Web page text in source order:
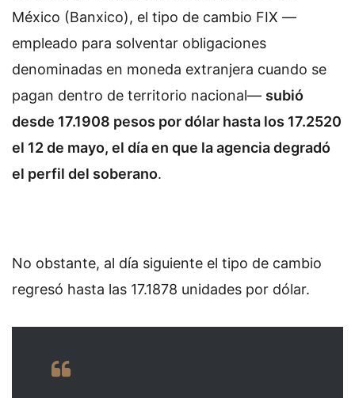
México (Banxico), el tipo de cambio FIX —
empleado para solventar obligaciones
denominadas en moneda extranjera cuando se
pagan dentro de territorio nacional— subió
desde 17.1908 pesos por dólar hasta los 17.2520
el 12 de mayo, el día en que la agencia degradó
el perfil del soberano.
No obstante, al día siguiente el tipo de cambio
regresó hasta las 17.1878 unidades por dólar.